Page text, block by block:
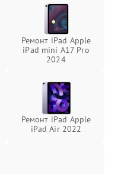
Ремонт iPad Apple
iPad mini A17 Pro
2024
Ремонт iPad Apple
iPad Air 2022